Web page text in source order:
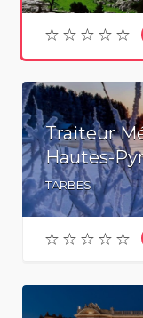
Traiteur
Hautes-
TARBES